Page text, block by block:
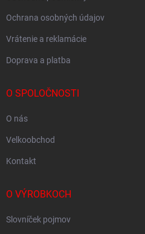
Ochrana osobných údajov
Vrátenie a reklamácie
Doprava a platba
O SPOLOČNOSTI
O nás
Velkoobchod
Kontakt
O VÝROBKOCH
Slovníček pojmov